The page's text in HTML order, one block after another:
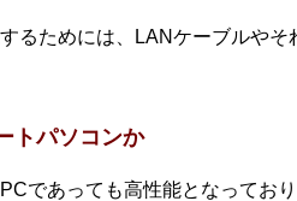
るためには、LANケーブルや
トパソコンか
であっても高性能となってお